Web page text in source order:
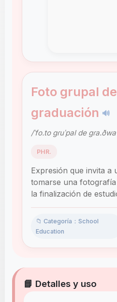
Foto grupal de
graduación 🔊
/ˈfo.to ɡɾuˈpal de
PHR.
Expresión que invita a
tomarse una
la finalización de
📁 Categoría：School
Education
📘 Detalles y uso